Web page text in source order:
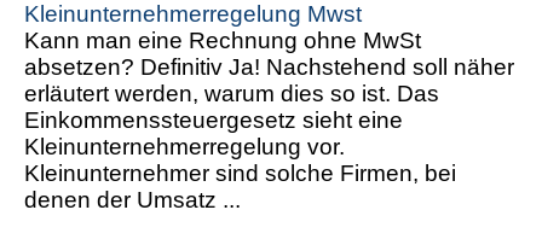
Kleinunternehmerregelung Mwst
Kann man eine Rechnung ohne MwSt
absetzen? Definitiv Ja! Nachstehend soll näher
erläutert werden, warum dies so ist. Das
Einkommenssteuergesetz sieht eine
Kleinunternehmerregelung vor.
Kleinunternehmer sind solche Firmen, bei
denen der Umsatz ...